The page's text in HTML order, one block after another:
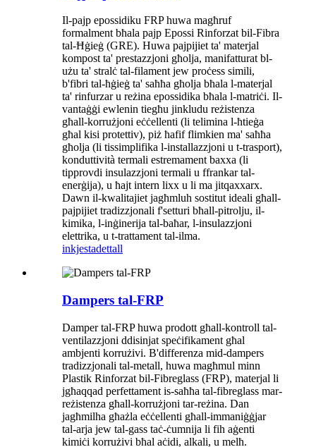
Il-pajp epossidiku FRP huwa magħruf
formalment bħala pajp Epossi Rinforzat bil-Fibra
tal-Ħġieġ (GRE). Huwa pajpijiet ta' materjal
kompost ta' prestazzjoni għolja, manifatturat bl-
użu ta' stralċ tal-filament jew proċess simili,
b'fibri tal-ħġieġ ta' saħħa għolja bħala l-materjal
ta' rinfurzar u reżina epossidika bħala l-matriċi. Il-
vantaġġi ewlenin tiegħu jinkludu reżistenza
għall-korrużjoni eċċellenti (li telimina l-ħtieġa
għal kisi protettiv), piż ħafif flimkien ma' saħħa
għolja (li tissimplifika l-installazzjoni u t-trasport),
konduttività termali estremament baxxa (li
tipprovdi insulazzjoni termali u ffrankar tal-
enerġija), u ħajt intern lixx u li ma jitqaxxarx.
Dawn il-kwalitajiet jagħmluh sostitut ideali għall-
pajpijiet tradizzjonali f'setturi bħall-pitrolju, il-
kimika, l-inġinerija tal-baħar, l-insulazzjoni
elettrika, u t-trattament tal-ilma.
inkjestadettall
Dampers tal-FRP
Damper tal-FRP huwa prodott għall-kontroll tal-
ventilazzjoni ddisinjat speċifikament għal
ambjenti korrużivi. B'differenza mid-dampers
tradizzjonali tal-metall, huwa magħmul minn
Plastik Rinforzat bil-Fibreglass (FRP), materjal li
jgħaqqad perfettament is-saħħa tal-fibreglass mar-
reżistenza għall-korrużjoni tar-reżina. Dan
jagħmilha għażla eċċellenti għall-immaniġġjar
tal-arja jew tal-gass taċ-ċumnija li fih aġenti
kimiċi korrużivi bħal aċidi, alkali, u melħ.